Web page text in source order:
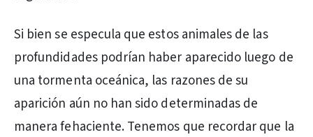
Si bien se especula que estos animales de las
profundidades podrían haber aparecido luego de
una tormenta oceánica, las razones de su
aparición aún no han sido determinadas de
manera fehaciente. Tenemos que recordar que la